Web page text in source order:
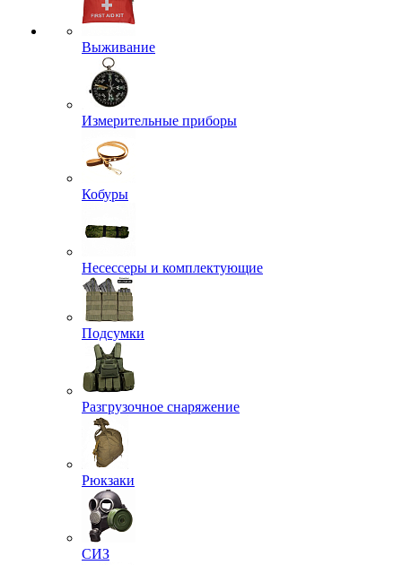
Выживание
Измерительные приборы
Кобуры
Несессеры и комплектующие
Подсумки
Разгрузочное снаряжение
Рюкзаки
СИЗ